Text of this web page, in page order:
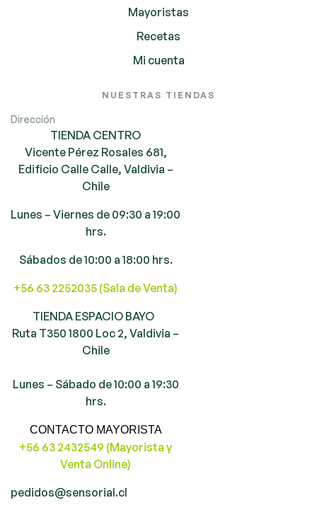
Mayoristas
Recetas
Mi cuenta
NUESTRAS TIENDAS
Dirección
TIENDA CENTRO
Vicente Pérez Rosales 681,
Edificio Calle Calle, Valdivia –
Chile
Lunes – Viernes de 09:30 a 19:00
hrs.
Sábados de 10:00 a 18:00 hrs.
+56 63 2252035 (Sala de Venta)
TIENDA ESPACIO BAYO
Ruta T350 1800 Loc 2, Valdivia –
Chile
Lunes – Sábado de 10:00 a 19:30
hrs.
CONTACTO MAYORISTA
+56 63 2432549 (Mayorista y
Venta Online)
pedidos@sensorial.cl